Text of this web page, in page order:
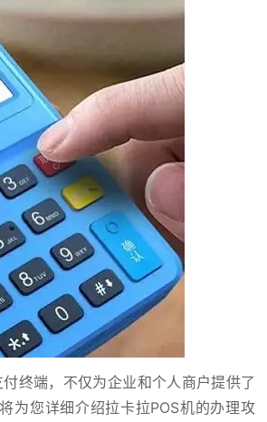
终端，不仅为企业和个人商户提供了
为您详细介绍拉卡拉POS机的办理攻